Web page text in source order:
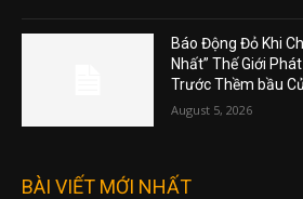
Báo Động Đỏ Khi
Nhất” Thế Giới
Trước Thềm bầu
August 5, 2026
BÀI VIẾT MỚI NHẤT